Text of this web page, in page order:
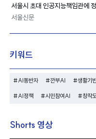
서울시 초대 인공지능책임관에
서울신문
키워드
#AI동반자 #깐부AI #생활기
#AI정책 #시민참여AI #창작
Shorts 영상